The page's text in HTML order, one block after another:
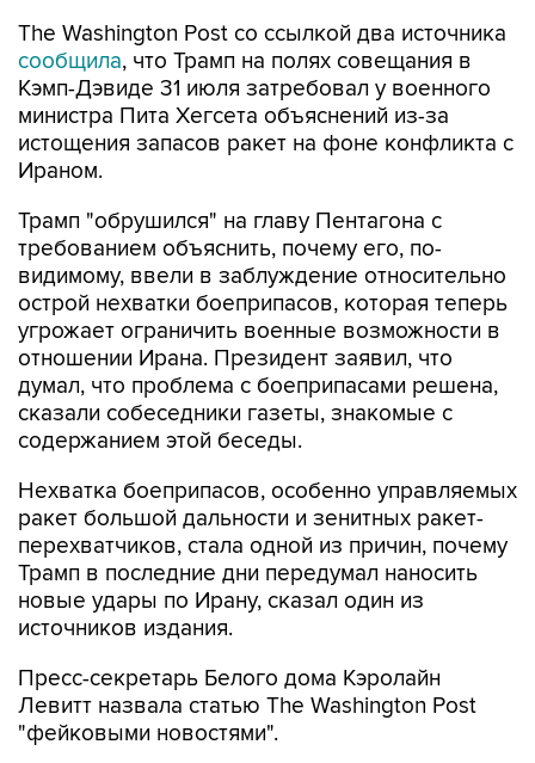
The Washington Post со ссылкой два источника
сообщила, что Трамп на полях совещания в
Кэмп-Дэвиде 31 июля затребовал у военного
министра Пита Хегсета объяснений из-за
истощения запасов ракет на фоне конфликта с
Ираном.
Трамп "обрушился" на главу Пентагона с
требованием объяснить, почему его, по-
видимому, ввели в заблуждение относительно
острой нехватки боеприпасов, которая теперь
угрожает ограничить военные возможности в
отношении Ирана. Президент заявил, что
думал, что проблема с боеприпасами решена,
сказали собеседники газеты, знакомые с
содержанием этой беседы.
Нехватка боеприпасов, особенно управляемых
ракет большой дальности и зенитных ракет-
перехватчиков, стала одной из причин, почему
Трамп в последние дни передумал наносить
новые удары по Ирану, сказал один из
источников издания.
Пресс-секретарь Белого дома Кэролайн
Левитт назвала статью The Washington Post
"фейковыми новостями".